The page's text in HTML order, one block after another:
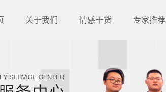
关于我们 情感干货 专家推荐